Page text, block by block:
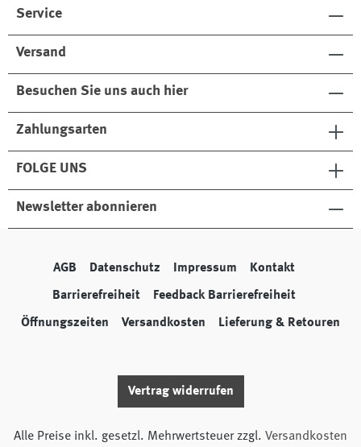
Service
Versand
Besuchen Sie uns auch hier
Zahlungsarten
FOLGE UNS
Newsletter abonnieren
AGB Datenschutz Impressum Kontakt
Barrierefreiheit Feedback Barrierefreiheit
Öffnungszeiten Versandkosten Lieferung & Retouren
Vertrag widerrufen
Alle Preise inkl. gesetzl. Mehrwertsteuer zzgl. Versandkosten